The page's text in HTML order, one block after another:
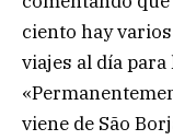
ciento hay
viajes al día
viene de São